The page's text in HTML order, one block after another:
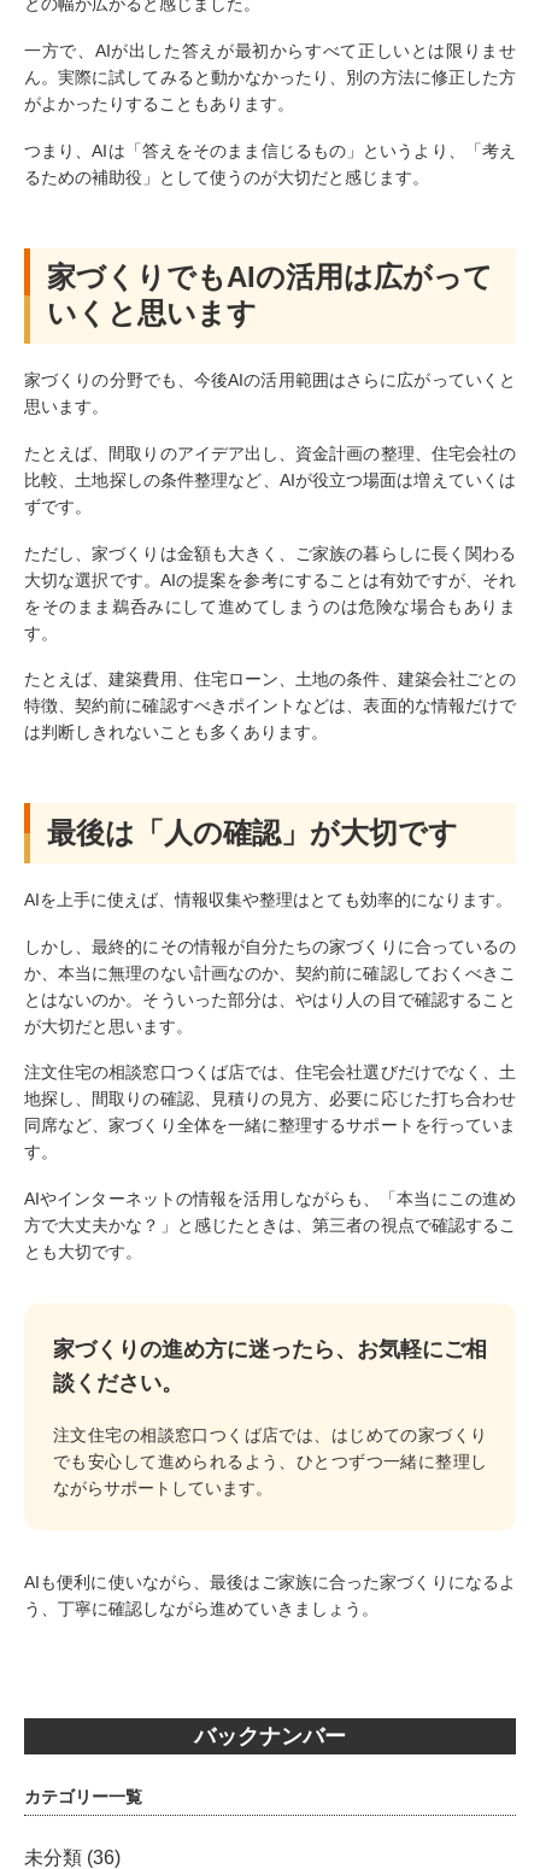
一方で、AIが出した答えが最初からすべて正しいとは限りませ
ん。実際に試してみると動かなかったり、別の方法に修正した方
がよかったりすることもあります。
つまり、AIは「答えをそのまま信じるもの」というより、「考え
るための補助役」として使うのが大切だと感じます。
家づくりでもAIの活用は広がって
いくと思います
家づくりの分野でも、今後AIの活用範囲はさらに広がっていくと
思います。
たとえば、間取りのアイデア出し、資金計画の整理、住宅会社の
比較、土地探しの条件整理など、AIが役立つ場面は増えていくは
ずです。
ただし、家づくりは金額も大きく、ご家族の暮らしに長く関わる
大切な選択です。AIの提案を参考にすることは有効ですが、それ
をそのまま鵜呑みにして進めてしまうのは危険な場合もありま
す。
たとえば、建築費用、住宅ローン、土地の条件、建築会社ごとの
特徴、契約前に確認すべきポイントなどは、表面的な情報だけで
は判断しきれないことも多くあります。
最後は「人の確認」が大切です
AIを上手に使えば、情報収集や整理はとても効率的になります。
しかし、最終的にその情報が自分たちの家づくりに合っているの
か、本当に無理のない計画なのか、契約前に確認しておくべきこ
とはないのか。そういった部分は、やはり人の目で確認すること
が大切だと思います。
注文住宅の相談窓口つくば店では、住宅会社選びだけでなく、土
地探し、間取りの確認、見積りの見方、必要に応じた打ち合わせ
同席など、家づくり全体を一緒に整理するサポートを行っていま
す。
AIやインターネットの情報を活用しながらも、「本当にこの進め
方で大丈夫かな？」と感じたときは、第三者の視点で確認するこ
とも大切です。
家づくりの進め方に迷ったら、お気軽にご相
談ください。
注文住宅の相談窓口つくば店では、はじめての家づくり
でも安心して進められるよう、ひとつずつ一緒に整理し
ながらサポートしています。
AIも便利に使いながら、最後はご家族に合った家づくりになるよ
う、丁寧に確認しながら進めていきましょう。
バックナンバー
カテゴリー一覧
未分類 (36)